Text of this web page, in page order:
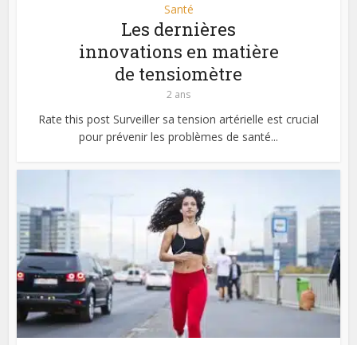
Santé
Les dernières
innovations en matière
de tensiomètre
2 ans
Rate this post Surveiller sa tension artérielle est crucial
pour prévenir les problèmes de santé...